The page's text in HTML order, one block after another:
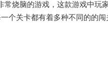
常烧脑的游戏，这款游戏中
个关卡都有着多种不同的的